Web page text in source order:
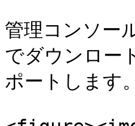
管理コンソ
でダウンロー
ポートします。